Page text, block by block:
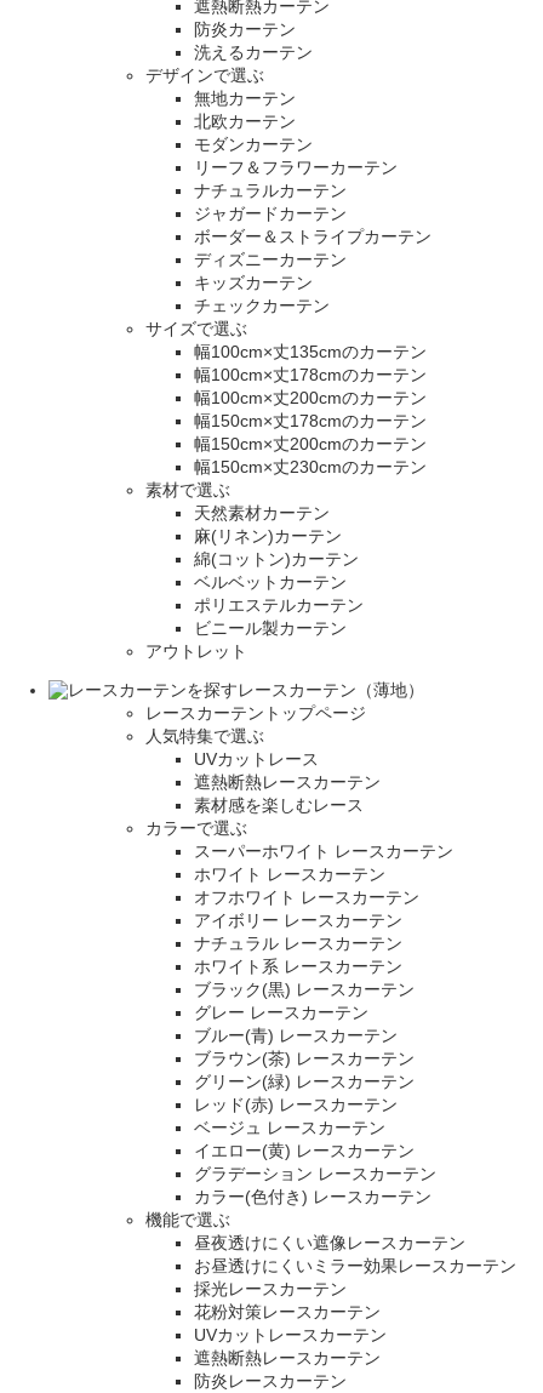
遮熱断熱カーテン
防炎カーテン
洗えるカーテン
デザインで選ぶ
無地カーテン
北欧カーテン
モダンカーテン
リーフ＆フラワーカーテン
ナチュラルカーテン
ジャガードカーテン
ボーダー＆ストライプカーテン
ディズニーカーテン
キッズカーテン
チェックカーテン
サイズで選ぶ
幅100cm×丈135cmのカーテン
幅100cm×丈178cmのカーテン
幅100cm×丈200cmのカーテン
幅150cm×丈178cmのカーテン
幅150cm×丈200cmのカーテン
幅150cm×丈230cmのカーテン
素材で選ぶ
天然素材カーテン
麻(リネン)カーテン
綿(コットン)カーテン
ベルベットカーテン
ポリエステルカーテン
ビニール製カーテン
アウトレット
レースカーテン（薄地）
レースカーテントップページ
人気特集で選ぶ
UVカットレース
遮熱断熱レースカーテン
素材感を楽しむレース
カラーで選ぶ
スーパーホワイト レースカーテン
ホワイト レースカーテン
オフホワイト レースカーテン
アイボリー レースカーテン
ナチュラル レースカーテン
ホワイト系 レースカーテン
ブラック(黒) レースカーテン
グレー レースカーテン
ブルー(青) レースカーテン
ブラウン(茶) レースカーテン
グリーン(緑) レースカーテン
レッド(赤) レースカーテン
ベージュ レースカーテン
イエロー(黄) レースカーテン
グラデーション レースカーテン
カラー(色付き) レースカーテン
機能で選ぶ
昼夜透けにくい遮像レースカーテン
お昼透けにくいミラー効果レースカーテン
採光レースカーテン
花粉対策レースカーテン
UVカットレースカーテン
遮熱断熱レースカーテン
防炎レースカーテン